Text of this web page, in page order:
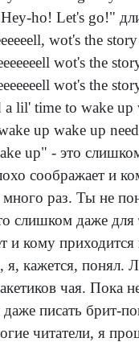
ho! Let's go!"
wot's the
wot's the
wot's the
a lil' time to wake up
up wake up
up" - это
соображает и
много раз. Ты не
слишком даже для
и кому приходится
кажется, понял.
чая. Пока
писать брит-
читатели, я